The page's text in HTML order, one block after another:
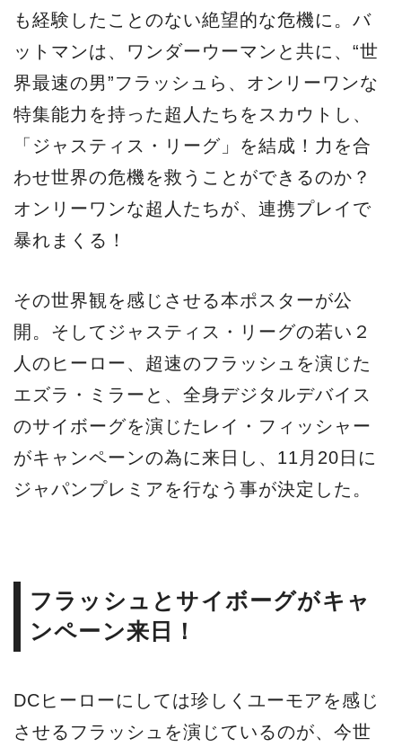
も経験したことのない絶望的な危機に。バ
ットマンは、ワンダーウーマンと共に、“世
界最速の男”フラッシュら、オンリーワンな
特集能力を持った超人たちをスカウトし、
「ジャスティス・リーグ」を結成！力を合
わせ世界の危機を救うことができるのか？
オンリーワンな超人たちが、連携プレイで
暴れまくる！
その世界観を感じさせる本ポスターが公
開。そしてジャスティス・リーグの若い２
人のヒーロー、超速のフラッシュを演じた
エズラ・ミラーと、全身デジタルデバイス
のサイボーグを演じたレイ・フィッシャー
がキャンペーンの為に来日し、11月20日に
ジャパンプレミアを行なう事が決定した。
フラッシュとサイボーグがキャ
ンペーン来日！
DCヒーローにしては珍しくユーモアを感じ
させるフラッシュを演じているのが、今世